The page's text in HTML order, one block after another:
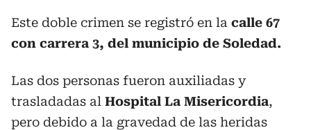
Este doble crimen se registró en la calle 67
con carrera 3, del municipio de Soledad.
Las dos personas fueron auxiliadas y
trasladadas al Hospital La Misericordia,
pero debido a la gravedad de las heridas